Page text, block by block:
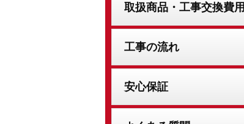
取扱商品・工事交換費用
工事の流れ
安心保証